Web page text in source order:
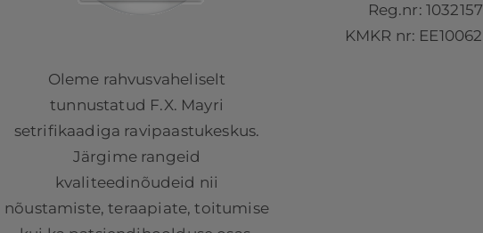
Oleme rahvusvaheliselt
tunnustatud F.X. Mayri
setrifikaadiga ravipaastukeskus.
Järgime rangeid
kvaliteedinõudeid nii
nõustamiste, teraapiate, toitumise
Reg.nr:
KMKR nr: